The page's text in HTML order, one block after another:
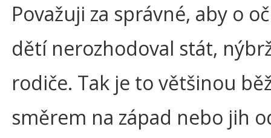
Považuji za správné, aby o
dětí nerozhodoval stát,
rodiče. Tak je to většinou
směrem na západ nebo jih